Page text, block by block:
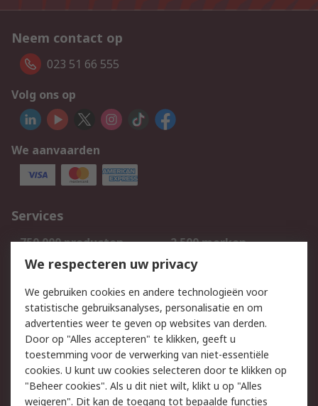
Neem contact op
023 51 66 555
Volg ons op
We aanvaarden
Services
750.000 producten
2.500 merken
Bestellen
Inkoopoplossingen
Track & Trace
Wettelijk
Cookiebeleid
Email veiligheid
Privacybeleid
Websitevoorwaarden
We respecteren uw privacy
We gebruiken cookies en andere technologieën voor
statistische gebruiksanalyses, personalisatie en om
advertenties weer te geven op websites van derden.
Door op "Alles accepteren" te klikken, geeft u
toestemming voor de verwerking van niet-essentiële
cookies. U kunt uw cookies selecteren door te klikken op
"Beheer cookies". Als u dit niet wilt, klikt u op "Alles
weigeren". Dit kan de toegang tot bepaalde functies